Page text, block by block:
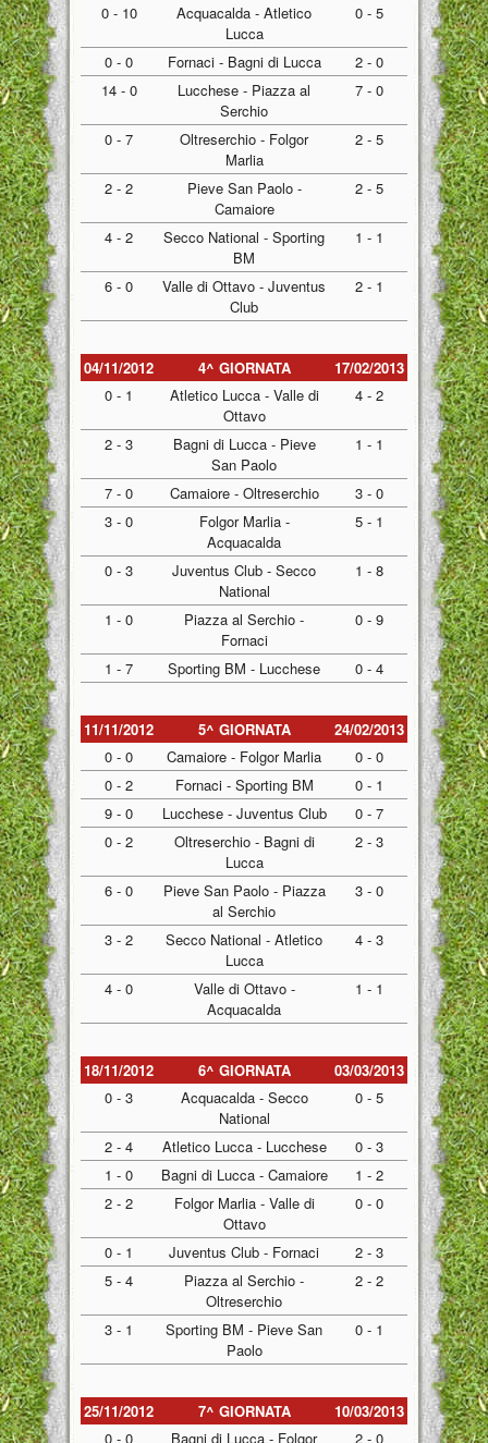
0 - 10
Acquacalda - Atletico
Lucca
0 - 5
0 - 0 Fornaci - Bagni di Lucca
2 - 0
14 - 0
Lucchese - Piazza al
Serchio
7 - 0
0 - 7
Oltreserchio - Folgor
Marlia
2 - 5
2 - 2
Pieve San Paolo -
Camaiore
2 - 5
4 - 2
Secco National - Sporting
BM
1 - 1
6 - 0
Valle di Ottavo - Juventus
Club
2 - 1
04/11/2012 4^ GIORNATA
17/02/2013
0 - 1
Atletico Lucca - Valle di
Ottavo
4 - 2
2 - 3
Bagni di Lucca - Pieve
San Paolo
1 - 1
7 - 0 Camaiore - Oltreserchio
3 - 0
3 - 0
Folgor Marlia -
Acquacalda
5 - 1
0 - 3
Juventus Club - Secco
National
1 - 8
1 - 0
Piazza al Serchio -
Fornaci
0 - 9
1 - 7 Sporting BM - Lucchese 0 - 4
11/11/2012 5^ GIORNATA
24/02/2013
0 - 0
Camaiore - Folgor Marlia
0 - 0
0 - 2
Fornaci - Sporting BM
0 - 1
9 - 0
Lucchese - Juventus Club
0 - 7
0 - 2
Oltreserchio - Bagni di
Lucca
2 - 3
6 - 0
Pieve San Paolo - Piazza
al Serchio
3 - 0
3 - 2
Secco National - Atletico
Lucca
4 - 3
4 - 0
Valle di Ottavo -
Acquacalda
1 - 1
18/11/2012 6^ GIORNATA
03/03/2013
0 - 3
Acquacalda - Secco
National
0 - 5
2 - 4 Atletico Lucca - Lucchese
0 - 3
1 - 0
Bagni di Lucca - Camaiore
1 - 2
2 - 2
Folgor Marlia - Valle di
Ottavo
0 - 0
0 - 1 Juventus Club - Fornaci
2 - 3
5 - 4
Piazza al Serchio -
Oltreserchio
2 - 2
3 - 1
Sporting BM - Pieve San
Paolo
0 - 1
25/11/2012 7^ GIORNATA
10/03/2013
0 - 0
Bagni di Lucca - Folgor 2 - 0